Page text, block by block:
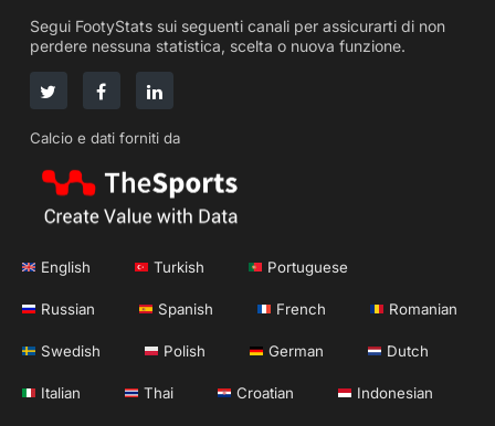
Segui FootyStats sui seguenti canali per assicurarti di non
perdere nessuna statistica, scelta o nuova funzione.
Calcio e dati forniti da
English Turkish Portuguese
Russian Spanish French Romanian
Swedish Polish German Dutch
Italian Thai Croatian Indonesian